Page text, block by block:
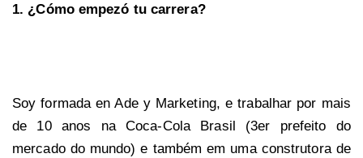
1. ¿Cómo empezó tu carrera?
Soy formada en Ade y Marketing, e trabalhar por mais
de 10 anos na Coca-Cola Brasil (3er prefeito do
mercado do mundo) e também em uma construtora de